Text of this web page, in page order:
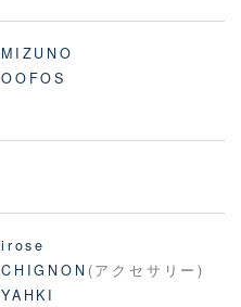
MIZUNO
OOFOS
irose
CHIGNON (アクセサリー)
YAHKI